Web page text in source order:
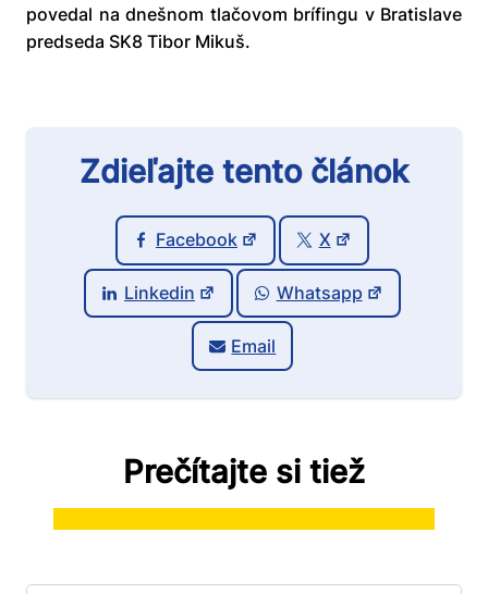
povedal na dnešnom tlačovom brífingu v Bratislave
predseda SK8 Tibor Mikuš.
Zdieľajte tento článok
Facebook X
Linkedin Whatsapp
Email
Prečítajte si tiež